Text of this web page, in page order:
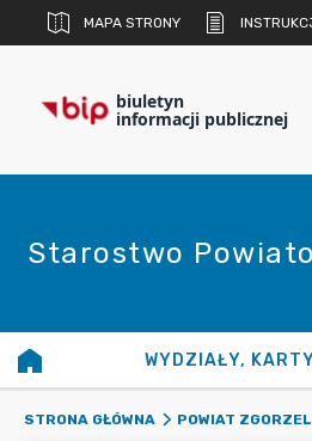
MAPA STRONY
biuletyn
informacji publicznej
Starostwo
WYDZIAŁY,
STRONA GŁÓWNA POWIAT